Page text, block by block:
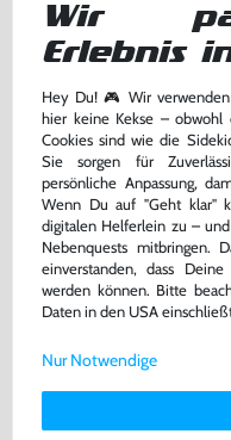
Disney's Das Dschungelbuch
PAL-B, Modul, gebraucht
23,99 €
Wir
Erlebnis
Hey Du! 🎮 Wir
hier keine Kekse – obwohl
Cookies sind wie die
Sie sorgen für
persönliche Anpassung,
Wenn Du auf "Geht klar"
digitalen Helferlein zu –
Nebenquests mitbringen.
einverstanden, dass
werden können. Bitte
Daten in den USA
Weitere Informationen zu
Deinen Rechten als
Nur Notwendige